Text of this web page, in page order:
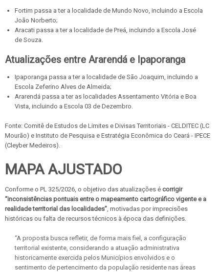
Fortim passa a ter a localidade de Mundo Novo, incluindo a Escola
João Norberto;
Aracati passa a ter a localidade de Preá, incluindo a Escola José
de Souza.
Atualizações entre Ararendá e Ipaporanga
Ipaporanga passa a ter a localidade de São Joaquim, incluindo a
Escola Zeferino Alves de Almeida;
Ararendá passa a ter as localidades Assentamento Vitória e Boa
Vista, incluindo a Escola 03 de Dezembro.
Fonte: Comitê de Estudos de Limites e Divisas Territoriais - CELDITEC (LC
Mourão) e Instituto de Pesquisa e Estratégia Econômica do Ceará - IPECE
(Cleyber Medeiros).
MAPA AJUSTADO
Conforme o PL 325/2026, o objetivo das atualizações é corrigir
“inconsistências pontuais entre o mapeamento cartográfico vigente e a
realidade territorial das localidades”, motivadas por imprecisões
históricas ou falta de recursos técnicos à época das definições.
“A proposta busca refletir, de forma mais fiel, a configuração
territorial existente, considerando a atuação administrativa
historicamente exercida pelos Municípios envolvidos e o
sentimento de pertencimento da população residente nas áreas